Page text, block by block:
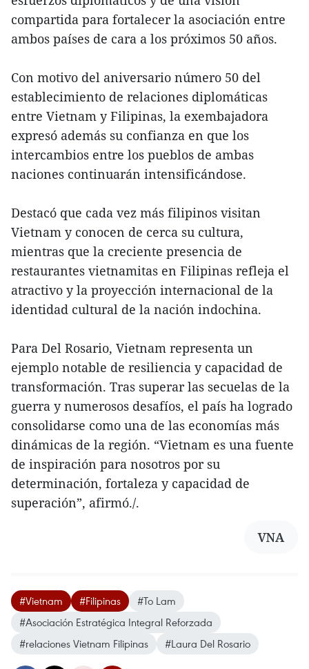
compartida para fortalecer la asociación entre
ambos países de cara a los próximos 50 años.
Con motivo del aniversario número 50 del
establecimiento de relaciones diplomáticas
entre Vietnam y Filipinas, la exembajadora
expresó además su confianza en que los
intercambios entre los pueblos de ambas
naciones continuarán intensificándose.
Destacó que cada vez más filipinos visitan
Vietnam y conocen de cerca su cultura,
mientras que la creciente presencia de
restaurantes vietnamitas en Filipinas refleja el
atractivo y la proyección internacional de la
identidad cultural de la nación indochina.
Para Del Rosario, Vietnam representa un
ejemplo notable de resiliencia y capacidad de
transformación. Tras superar las secuelas de la
guerra y numerosos desafíos, el país ha logrado
consolidarse como una de las economías más
dinámicas de la región. “Vietnam es una fuente
de inspiración para nosotros por su
determinación, fortaleza y capacidad de
superación”, afirmó./.
VNA
#Vietnam #Filipinas
#To Lam
#Asociación Estratégica Integral Reforzada
#relaciones Vietnam Filipinas
#Laura Del Rosario